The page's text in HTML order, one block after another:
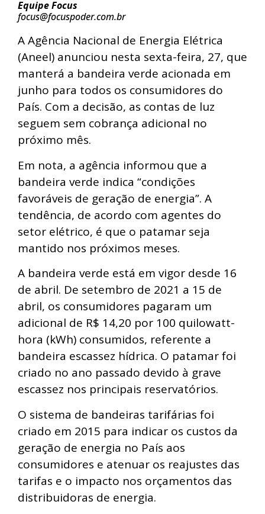
Equipe Focus
focus@focuspoder.com.br
A Agência Nacional de Energia Elétrica
(Aneel) anunciou nesta sexta-feira, 27, que
manterá a bandeira verde acionada em
junho para todos os consumidores do
País. Com a decisão, as contas de luz
seguem sem cobrança adicional no
próximo mês.
Em nota, a agência informou que a
bandeira verde indica “condições
favoráveis de geração de energia”. A
tendência, de acordo com agentes do
setor elétrico, é que o patamar seja
mantido nos próximos meses.
A bandeira verde está em vigor desde 16
de abril. De setembro de 2021 a 15 de
abril, os consumidores pagaram um
adicional de R$ 14,20 por 100 quilowatt-
hora (kWh) consumidos, referente a
bandeira escassez hídrica. O patamar foi
criado no ano passado devido à grave
escassez nos principais reservatórios.
O sistema de bandeiras tarifárias foi
criado em 2015 para indicar os custos da
geração de energia no País aos
consumidores e atenuar os reajustes das
tarifas e o impacto nos orçamentos das
distribuidoras de energia.